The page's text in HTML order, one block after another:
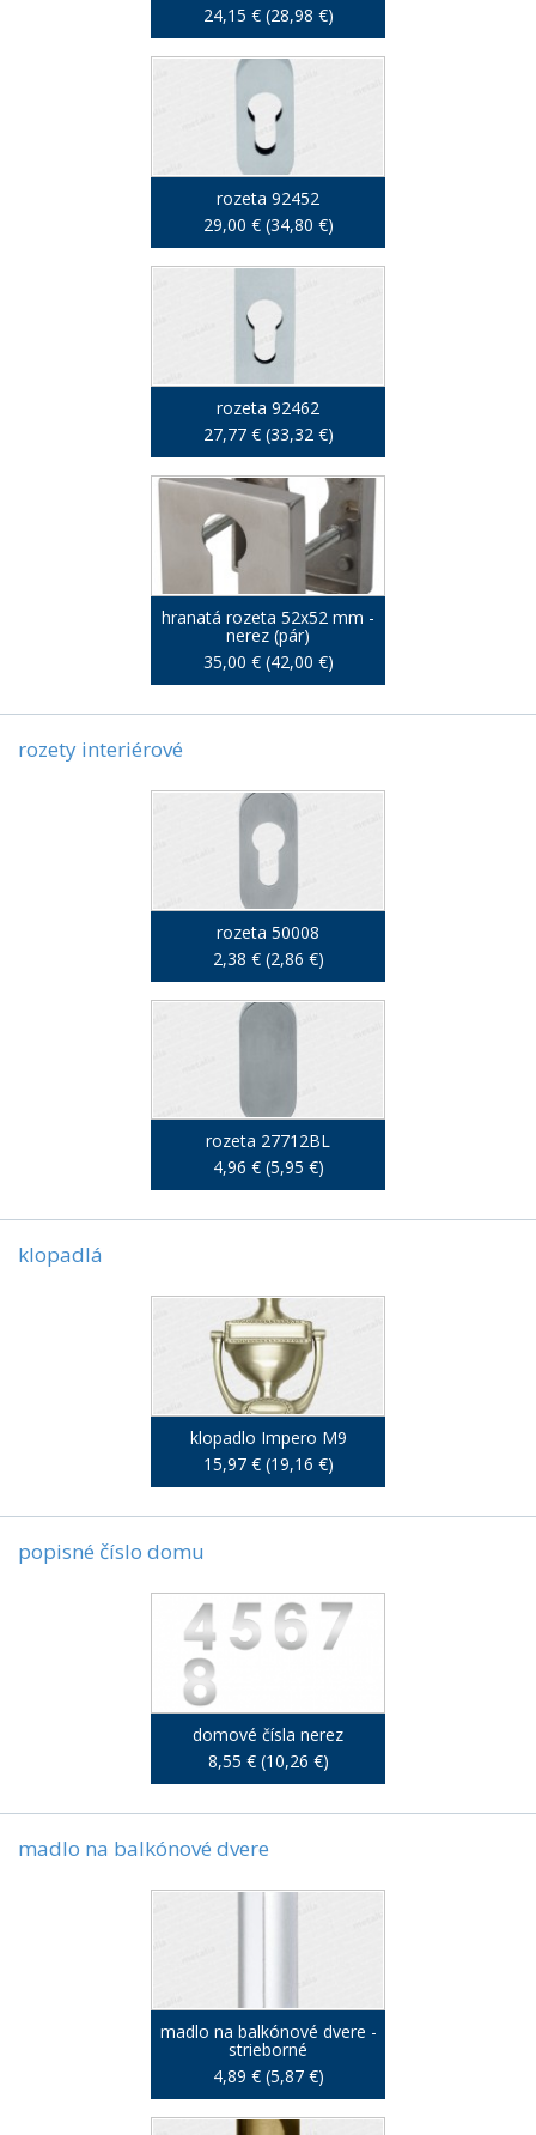
24,15 € (28,98 €)
rozeta 92452
29,00 € (34,80 €)
rozeta 92462
27,77 € (33,32 €)
hranatá rozeta 52x52 mm -
nerez (pár)
35,00 € (42,00 €)
rozety interiérové
rozeta 50008
2,38 € (2,86 €)
rozeta 27712BL
4,96 € (5,95 €)
klopadlá
klopadlo Impero M9
15,97 € (19,16 €)
popisné číslo domu
domové čísla nerez
8,55 € (10,26 €)
madlo na balkónové dvere
madlo na balkónové dvere -
strieborné
4,89 € (5,87 €)